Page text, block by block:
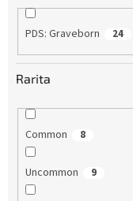
PDS: Graveborn 24
Rarita
Common 8
Uncommon 9